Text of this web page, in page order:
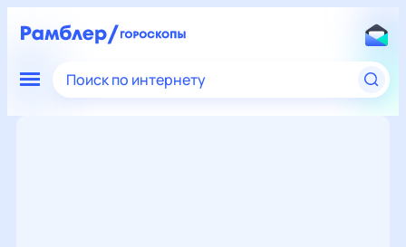
Поиск по интернету